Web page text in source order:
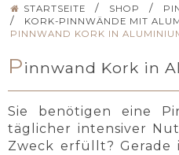
STARTSEITE / SHOP /
/ KORK-PINNWÄNDE MIT
PINNWAND KORK IN
Pinnwand Kork in
Sie benötigen eine
täglicher intensiver
Zweck erfüllt? Gerade